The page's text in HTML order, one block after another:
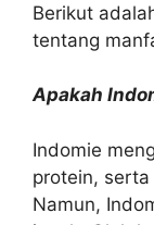
Berikut
tentang
Apakah
Indomie
protein,
Namun,